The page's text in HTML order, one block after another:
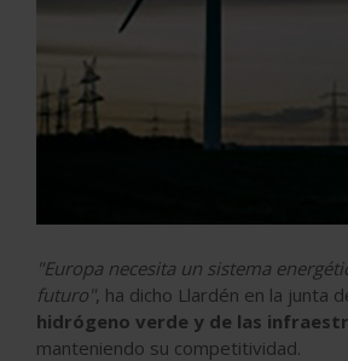
"Europa necesita un sistema
futuro", ha dicho Llardén en la junta
hidrógeno verde y de las
manteniendo su competitividad.